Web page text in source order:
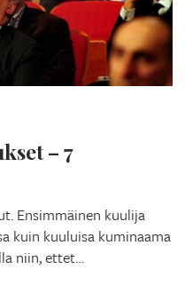
– 7
Ensimmäinen kuulija
kuin kuuluisa kuminaama
niin, ettet…